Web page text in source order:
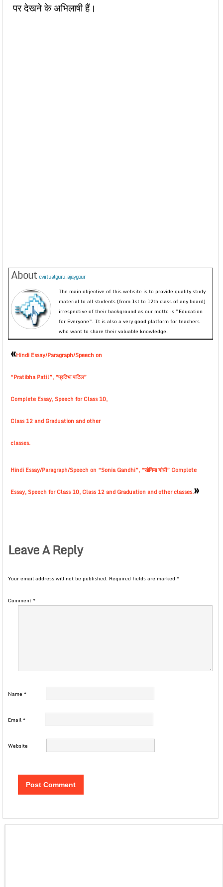
पर देखने के अभिलाषी हैं।
About evirtualguru_ajaygour
The main objective of this website is to provide quality study
material to all students (from 1st to 12th class of any board)
irrespective of their background as our motto is “Education
for Everyone”. It is also a very good platform for teachers
who want to share their valuable knowledge.
«Hindi Essay/Paragraph/Speech on
“Pratibha Patil”, “प्रतिभा पाटिल”
Complete Essay, Speech for Class 10,
Class 12 and Graduation and other
classes.
Hindi Essay/Paragraph/Speech on “Sonia Gandhi”, “सोनिया गांधी” Complete
Essay, Speech for Class 10, Class 12 and Graduation and other classes.»
Leave A Reply
Your email address will not be published. Required fields are marked *
Comment*
Name *
Email*
Website